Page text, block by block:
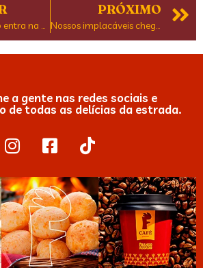
Frango Assado entra na casa do consumidor com categoria de congelados
PRÓXIMO
Nossos implacáveis chegaram para mostrar quem manda!
a gente nas redes sociais e
de todas as delícias da estrada.